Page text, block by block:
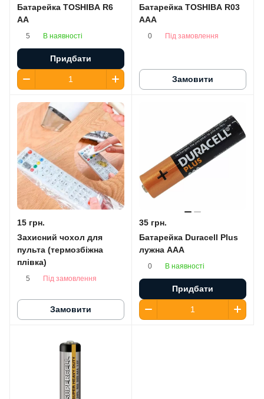
Батарейка TOSHIBA R6
AA
5 В наявності
Придбати
Батарейка TOSHIBA R03
AAA
0 Під замовлення
Замовити
15 грн.
Захисний чохол для
пульта (термозбіжна
плівка)
5 Під замовлення
Замовити
35 грн.
Батарейка Duracell Plus
лужна AАA
0 В наявності
Придбати